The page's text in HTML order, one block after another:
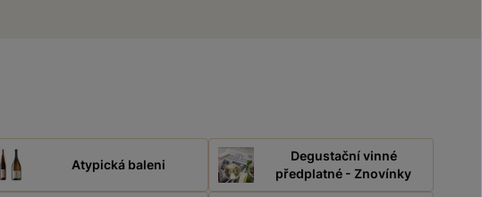
Atypická baleni
Degustační vinné
předplatné - Znovínky